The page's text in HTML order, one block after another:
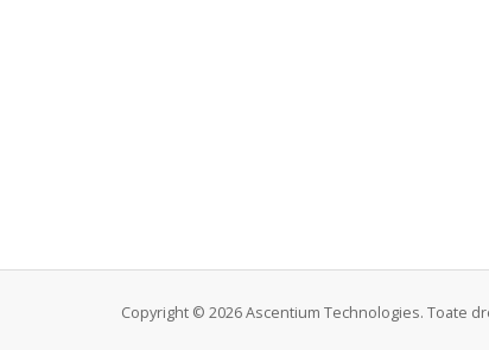
Copyright © 2026 Ascentium Technologies. Toate